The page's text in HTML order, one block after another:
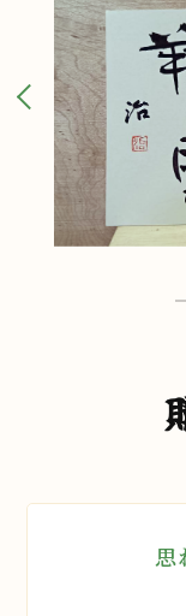
思
ユーザーは、
った情報であ
より、弊社に
削除（以下、
ことができま
弊社は、ユー
求に応じる必
なく、当該
弊社は、前
合、または
を超えて取
正の手段に
遅滞なく必
あると判断
報の利用停